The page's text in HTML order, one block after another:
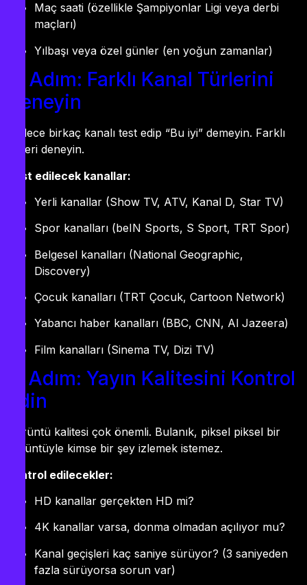
Maç saati (özellikle Şampiyonlar Ligi veya derbi
maçları)
Yılbaşı veya özel günler (en yoğun zamanlar)
4. Adım: Farklı Kanal Türlerini
Deneyin
Sadece birkaç kanalı test edip “Bu iyi” demeyin. Farklı
türleri deneyin.
Test edilecek kanallar:
Yerli kanallar (Show TV, ATV, Kanal D, Star TV)
Spor kanalları (beIN Sports, S Sport, TRT Spor)
Belgesel kanalları (National Geographic,
Discovery)
Çocuk kanalları (TRT Çocuk, Cartoon Network)
Yabancı haber kanalları (BBC, CNN, Al Jazeera)
Film kanalları (Sinema TV, Dizi TV)
5. Adım: Yayın Kalitesini Kontrol
Edin
Görüntü kalitesi çok önemli. Bulanık, piksel piksel bir
görüntüyle kimse bir şey izlemek istemez.
Kontrol edilecekler:
HD kanallar gerçekten HD mi?
4K kanallar varsa, donma olmadan açılıyor mu?
Kanal geçişleri kaç saniye sürüyor? (3 saniyeden
fazla sürüyorsa sorun var)